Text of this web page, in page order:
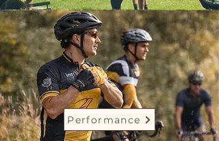
Performance